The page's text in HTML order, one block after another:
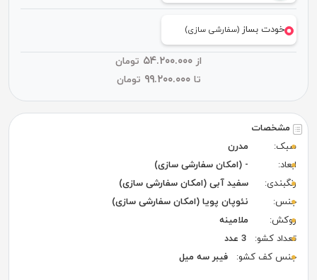
مشخصات
سبک:
مدرن
ابعاد:
- (امکان سفارشی سازی)
رنگبندی:
سفید آبی (امکان سفارشی سازی)
جنس:
نئوپان پویا (امکان سفارشی سازی)
روکش:
ملامینه
تعداد کشو:
3 عدد
جنس کف کشو:
فیبر سه میل
خودت بساز(سفارشی سازی)
از۵۴.۲۰۰.۰۰۰
تومان
تا ۹۹.۲۰۰.۰۰۰ تومان